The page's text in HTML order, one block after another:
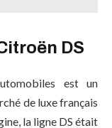
DS
est un
de luxe français
la ligne DS était